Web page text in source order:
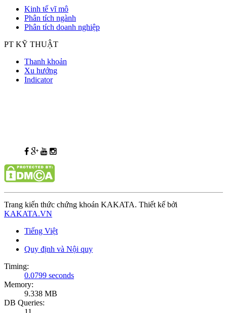
Kinh tế vĩ mô
Phân tích ngành
Phân tích doanh nghiệp
PT KỸ THUẬT
Thanh khoản
Xu hướng
Indicator
Trang kiến thức chứng khoán KAKATA. Thiết kế bởi
KAKATA.VN
Tiếng Việt
Quy định và Nội quy
Timing:
0.0799 seconds
Memory:
9.338 MB
DB Queries: